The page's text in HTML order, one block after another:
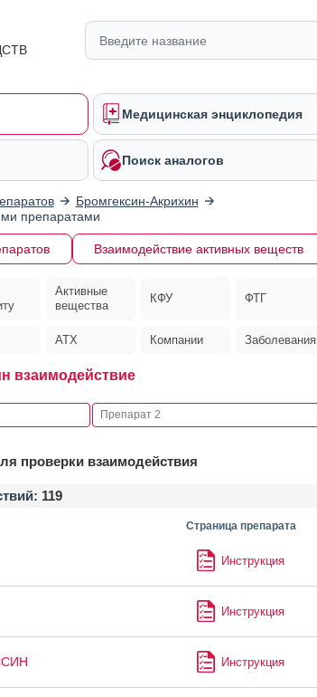
Медицинская энциклопедия
Поиск аналогов
Бромгексин-Акрихин
препаратами
Взаимодействие активных веществ
Активные
вещества
КФУ ФТГ
АТХ Компании Заболевания
взаимодействие
проверки взаимодействия
119
Страница препарата
Инструкция
Инструкция
Инструкция